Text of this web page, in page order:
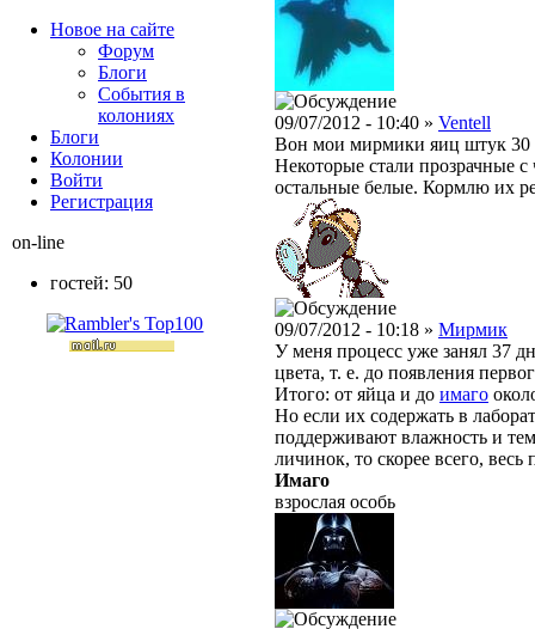
09/07/2012 - 10:40 » Ventell
Вон мои мирмики яиц штук 30
Некоторые стали прозрачные
остальные белые. Кормлю их
09/07/2012 - 10:18 » Мирмик
У меня процесс уже занял 37
цвета, т. е. до появления
Итого: от яйца и до имаго
Но если их содержать в
поддерживают влажность и
личинок, то скорее всего,
Имаго
взрослая особь
Новое на сайте
Форум
Блоги
События в
колониях
Блоги
Колонии
Войти
Peгиcтpaция
on-line
гостей: 50